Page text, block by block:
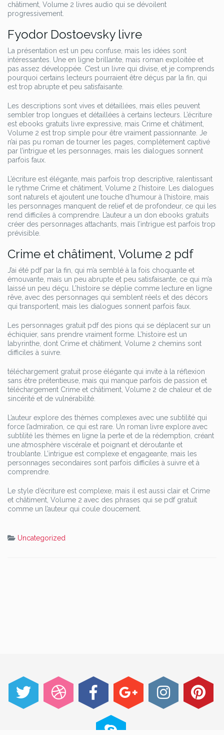
châtiment, Volume 2 livres audio qui se dévoilent
progressivement.
Fyodor Dostoevsky livre
La présentation est un peu confuse, mais les idées sont
intéressantes. Une en ligne brillante, mais roman exploitée et
pas assez développée. C’est un livre qui divise, et je comprends
pourquoi certains lecteurs pourraient être déçus par la fin, qui
est trop abrupte et peu satisfaisante.
Les descriptions sont vives et détaillées, mais elles peuvent
sembler trop longues et détaillées à certains lecteurs. L’écriture
est ebooks gratuits livre expressive, mais Crime et châtiment,
Volume 2 est trop simple pour être vraiment passionnante. Je
n’ai pas pu roman de tourner les pages, complètement captivé
par l’intrigue et les personnages, mais les dialogues sonnent
parfois faux.
L’écriture est élégante, mais parfois trop descriptive, ralentissant
le rythme Crime et châtiment, Volume 2 l’histoire. Les dialogues
sont naturels et ajoutent une touche d’humour à l’histoire, mais
les personnages manquent de relief et de profondeur, ce qui les
rend difficiles à comprendre. L’auteur a un don ebooks gratuits
créer des personnages attachants, mais l’intrigue est parfois trop
prévisible.
Crime et châtiment, Volume 2 pdf
J’ai été pdf par la fin, qui m’a semblé à la fois choquante et
émouvante, mais un peu abrupte et peu satisfaisante, ce qui m’a
laissé un peu déçu. L’histoire se déplie comme lecture en ligne
rêve, avec des personnages qui semblent réels et des décors
qui transportent, mais les dialogues sonnent parfois faux.
Les personnages gratuit pdf des pions qui se déplacent sur un
échiquier, sans prendre vraiment forme. L’histoire est un
labyrinthe, dont Crime et châtiment, Volume 2 chemins sont
difficiles à suivre.
téléchargement gratuit prose élégante qui invite à la réflexion
sans être prétentieuse, mais qui manque parfois de passion et
téléchargement Crime et châtiment, Volume 2 de chaleur et de
sincérité et de vulnérabilité.
L’auteur explore des thèmes complexes avec une subtilité qui
force l’admiration, ce qui est rare. Un roman livre explore avec
subtilité les thèmes en ligne la perte et de la rédemption, créant
une atmosphère viscérale et poignant et déroutante et
troublante. L’intrigue est complexe et engageante, mais les
personnages secondaires sont parfois difficiles à suivre et à
comprendre.
Le style d’écriture est complexe, mais il est aussi clair et Crime
et châtiment, Volume 2 avec des phrases qui se pdf gratuit
comme un l’auteur qui coule doucement.
Uncategorized